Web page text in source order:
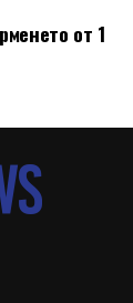
от 1